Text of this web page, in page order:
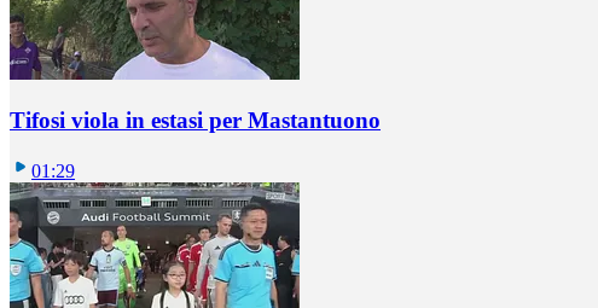
Tifosi viola in estasi per Mastantuono
01:29